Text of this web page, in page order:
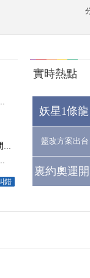
錯
實時熱點
妖星1條
籃改方案出台
裏約奧運